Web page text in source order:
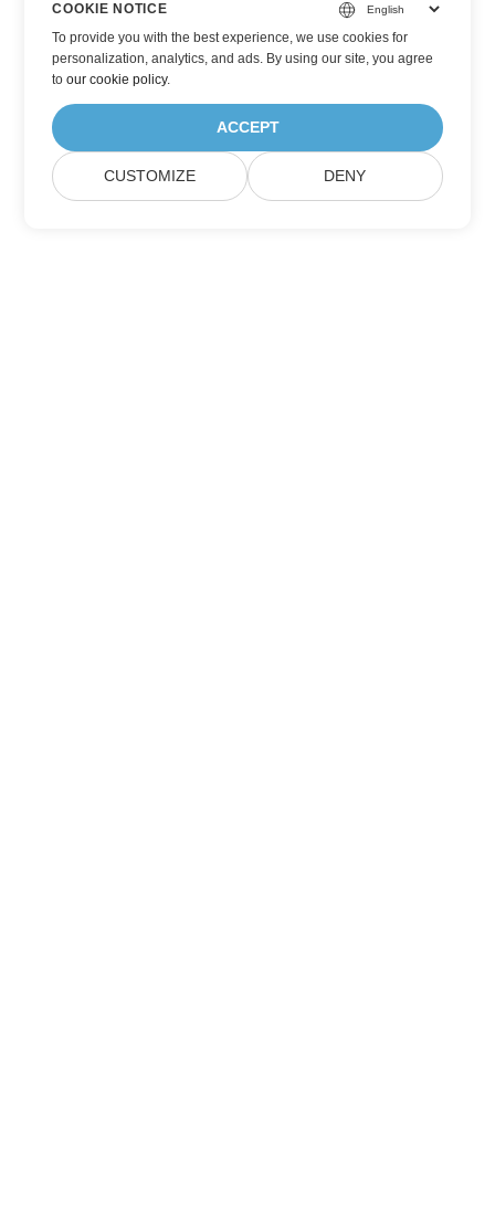
COOKIE NOTICE
To provide you with the best experience, we use cookies for
personalization, analytics, and ads. By using our site, you agree
toour cookie policy.
ACCEPT
CUSTOMIZE DENY